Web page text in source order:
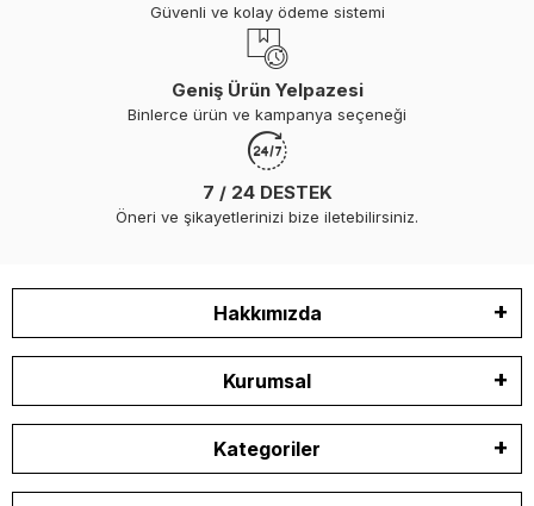
Güvenli ve kolay ödeme sistemi
Geniş Ürün Yelpazesi
Binlerce ürün ve kampanya seçeneği
7 / 24 DESTEK
Öneri ve şikayetlerinizi bize iletebilirsiniz.
Hakkımızda
Kurumsal
Kategoriler